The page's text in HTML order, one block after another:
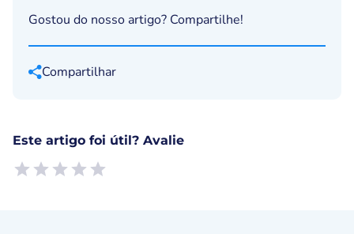
Gostou do nosso artigo? Compartilhe!
Compartilhar
Este artigo foi útil? Avalie